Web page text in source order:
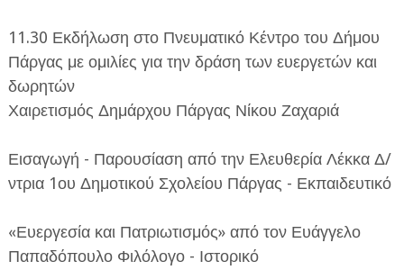
11.30 Εκδήλωση στο Πνευματικό Κέντρο του Δήμου
Πάργας με ομιλίες για την δράση των ευεργετών και
δωρητών
Χαιρετισμός Δημάρχου Πάργας Νίκου Ζαχαριά
Εισαγωγή - Παρουσίαση από την Ελευθερία Λέκκα Δ/
ντρια 1ου Δημοτικού Σχολείου Πάργας - Εκπαιδευτικό
«Ευεργεσία και Πατριωτισμός» από τον Ευάγγελο
Παπαδόπουλο Φιλόλογο - Ιστορικό